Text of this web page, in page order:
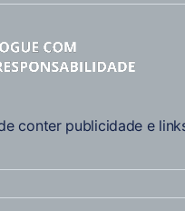
conter publicidade e